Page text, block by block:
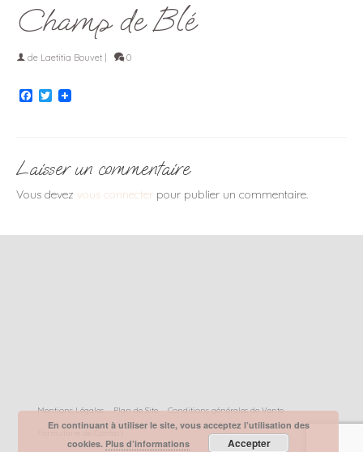
Champ de Blé
de Laetitia Bouvet 0
Facebook
Twitter
Laisser un commentaire
Vous devez vous connecter pour publier un commentaire.
Mentions Légales Plan de Site Conditions générales de Vente
En continuant à utiliser le site, vous acceptez l’utilisation des
cookies. Plus d’informations Accepter